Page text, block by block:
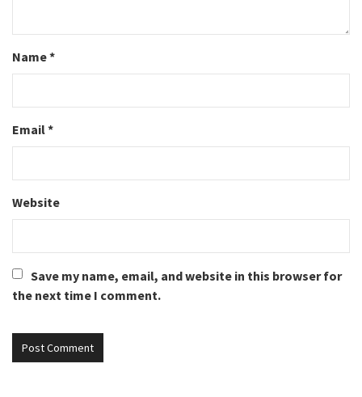
Name*
Email*
Website
Save my name, email, and website in this browser for
the next time I comment.